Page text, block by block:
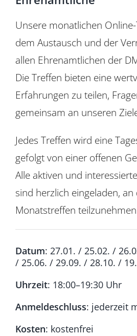
Für Mitglieder
Über uns
EUTB®
Unsere monatlichen
dem Austausch und der
allen Ehrenamtlichen der
Die Treffen bieten eine
Erfahrungen zu teilen,
gemeinsam an unseren
Jedes Treffen wird eine
gefolgt von einer offenen
Alle aktiven und
sind herzlich eingeladen, an
Monatstreffen
Datum: 27.01. / 25.02. /
/ 25.06. / 29.09. / 28.10. /
Uhrzeit: 18:00–19:30 Uhr
Anmeldeschluss: jederzeit
Kosten: kostenfrei